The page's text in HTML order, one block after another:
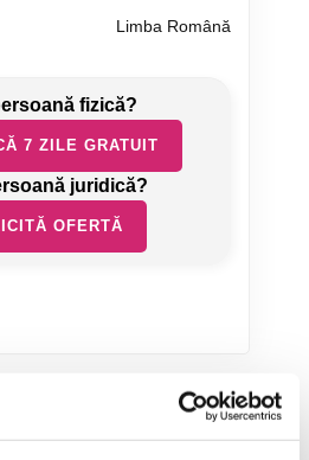
Limba Română
7 ZILE GRATUIT
OFERTĂ